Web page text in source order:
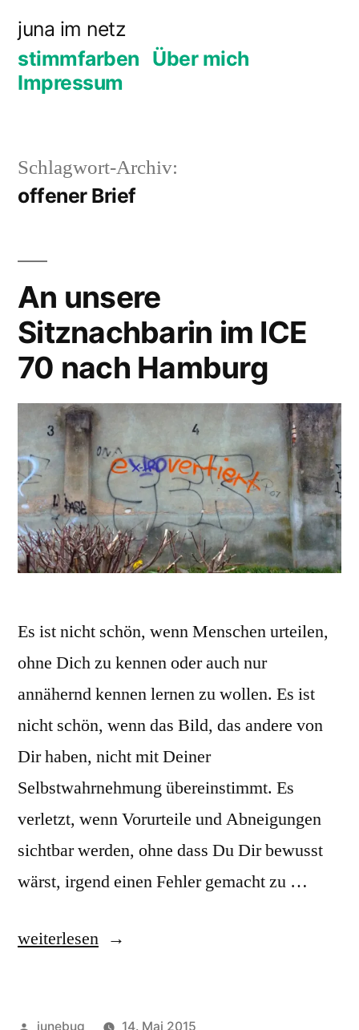
Inhalt
springen
juna im netz
stimmfarben Über mich
Impressum
Schlagwort-Archiv:
offener Brief
An unsere
Sitznachbarin im ICE
70 nach Hamburg
Es ist nicht schön, wenn Menschen urteilen,
ohne Dich zu kennen oder auch nur
annähernd kennen lernen zu wollen. Es ist
nicht schön, wenn das Bild, das andere von
Dir haben, nicht mit Deiner
Selbstwahrnehmung übereinstimmt. Es
verletzt, wenn Vorurteile und Abneigungen
sichtbar werden, ohne dass Du Dir bewusst
wärst, irgend einen Fehler gemacht zu …
„An
weiterlesen
Veröffentlicht
junebug
14. Mai 2015